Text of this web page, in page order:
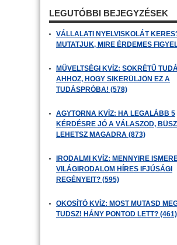
LEGUTÓBBI BEJEGYZÉSEK
VÁLLALATI NYELVISKOLÁT
MUTATJUK, MIRE ÉRDEMES
MŰVELTSÉGI KVÍZ: SOKRÉTŰ
AHHOZ, HOGY SIKERÜLJÖN EZ A
TUDÁSPRÓBA! (578)
AGYTORNA KVÍZ: HA LEGALÁBB 5
KÉRDÉSRE JÓ A VÁLASZOD,
LEHETSZ MAGADRA (873)
IRODALMI KVÍZ: MENNYIRE
VILÁGIRODALOM HÍRES IFJÚSÁGI
REGÉNYEIT? (595)
OKOSÍTÓ KVÍZ: MOST MUTASD
TUDSZ! HÁNY PONTOD LETT? (461)